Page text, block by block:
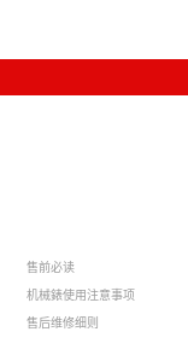
售前必读
机械錶使用注意事项
售后维修细则